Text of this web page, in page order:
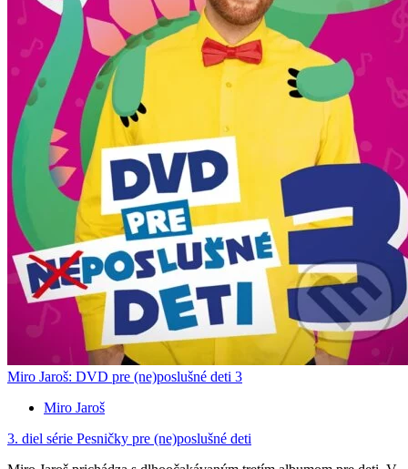
Miro Jaroš: DVD pre (ne)poslušné deti 3
Miro Jaroš
3. diel série Pesničky pre (ne)poslušné deti